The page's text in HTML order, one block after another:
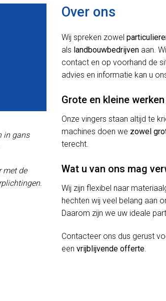
in gans
met de
Over ons
Wij spreken zowel
als landbouwbedrijven aan.
contact en op voorhand de
advies en informatie kan u
Grote en kleine werken
Onze vingers staan altijd te
machines doen we zowel
terecht.
Wat u van ons mag
Wij zijn flexibel naar
hechten wij veel belang aan
Daarom zijn we uw ideale
Contacteer ons dus gerust
een vrijblijvende offerte